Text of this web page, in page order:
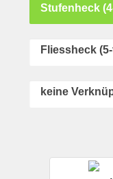
Stufenheck
Fliessheck
keine